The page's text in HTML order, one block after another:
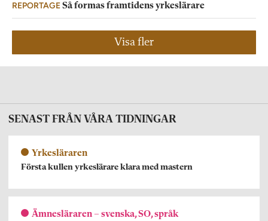
REPORTAGESå formas framtidens yrkeslärare
Visa fler
SENAST FRÅN VÅRA TIDNINGAR
Yrkesläraren
Första kullen yrkeslärare klara med mastern
Ämnesläraren – svenska, SO, språk